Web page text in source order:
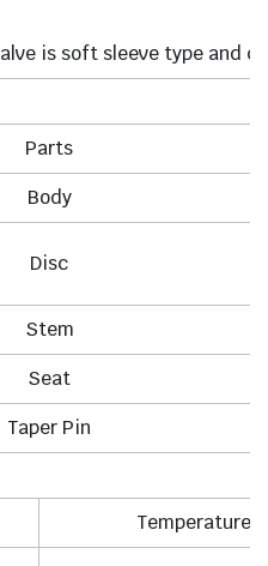
is soft sleeve type and
Parts
Body
Disc
Stem
Seat
Taper Pin
Temperature